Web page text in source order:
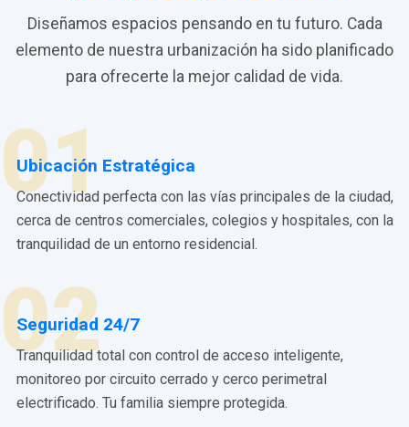
Diseñamos espacios pensando en tu futuro. Cada
elemento de nuestra urbanización ha sido planificado
para ofrecerte la mejor calidad de vida.
01
Ubicación Estratégica
Conectividad perfecta con las vías principales de la ciudad,
cerca de centros comerciales, colegios y hospitales, con la
tranquilidad de un entorno residencial.
02
Seguridad 24/7
Tranquilidad total con control de acceso inteligente,
monitoreo por circuito cerrado y cerco perimetral
electrificado. Tu familia siempre protegida.